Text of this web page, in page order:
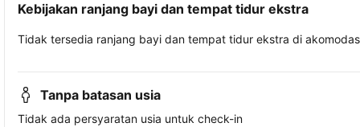
Kebijakan ranjang bayi dan tempat tidur ekstra
Tidak tersedia ranjang bayi dan tempat tidur ekstra di
Tanpa batasan usia
Tidak ada persyaratan usia untuk check-in